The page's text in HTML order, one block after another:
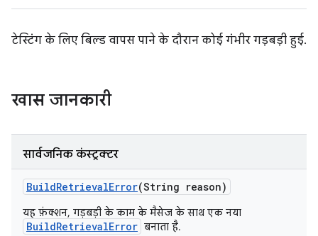
टेस्टिंग के लिए बिल्ड वापस पाने के दौरान कोई गंभीर गड़बड़ी हुई.
खास जानकारी
सार्वजनिक कंस्ट्रक्टर
BuildRetrievalError(String reason)
यह फ़ंक्शन, गड़बड़ी के काम के मैसेज के साथ एक नया
BuildRetrievalError बनाता है.